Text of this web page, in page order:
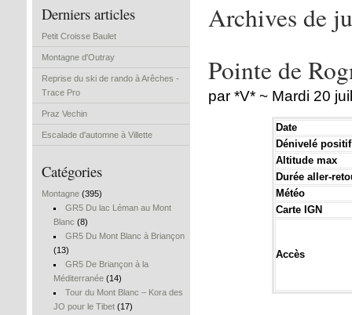
Derniers articles
Petit Croisse Baulet
Montagne d'Outray
Reprise du ski de rando à Arêches -
Trace Pro
Praz Vechin
Escalade d'automne à Villette
Catégories
Montagne (395)
GR5 Du lac Léman au Mont
Blanc (8)
GR5 Du Mont Blanc à Briançon
(13)
GR5 De Briançon à la
Méditerranée (14)
Tour du Mont Blanc – Kora des
JO pour le Tibet (17)
Archives de
Pointe de
par *V* ~ Mardi 20
Date
Dénivelé positif
Altitude max
Durée aller-
Météo
Carte IGN
Accès